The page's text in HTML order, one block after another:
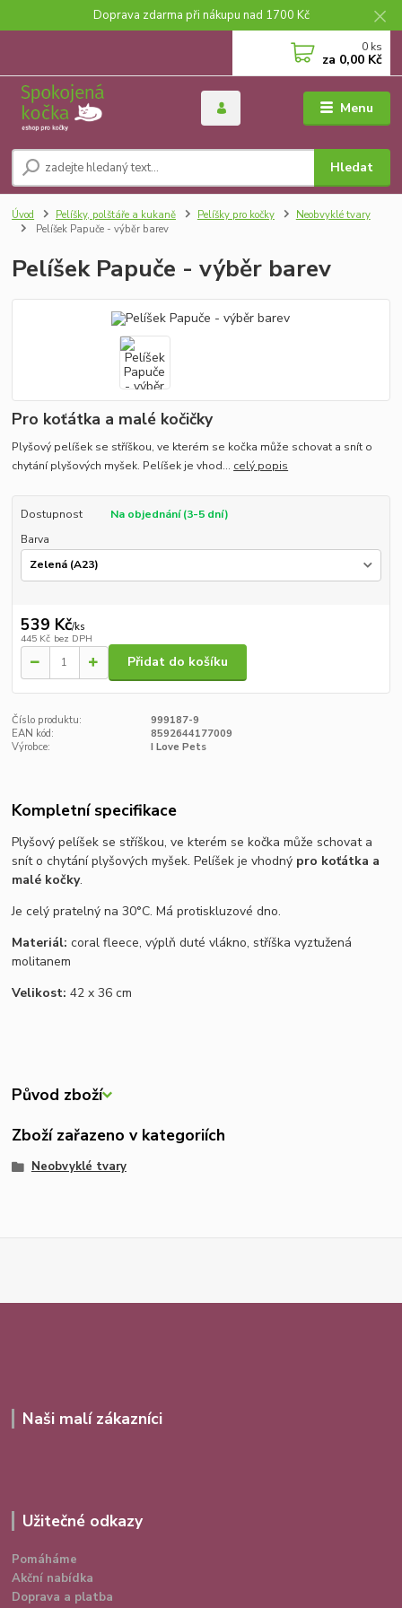
Doprava zdarma při nákupu nad 1700 Kč
Menu
Hledat
0 ks
za 0,00 Kč
Úvod Pelíšky, polštáře a kukaně Pelíšky pro kočky
Neobvyklé tvary
Pelíšek Papuče - výběr barev
Pelíšek Papuče - výběr barev
Pro koťátka a malé kočičky
Plyšový pelíšek se stříškou, ve kterém se kočka může schovat a snít o
chytání plyšových myšek. Pelíšek je vhod... celý popis
Dostupnost
Na objednání (3-5 dní)
Barva
539 Kč/ks
445 Kč bez DPH
Přidat do košíku
Číslo produktu:
999187-9
EAN kód:
8592644177009
Výrobce:
I Love Pets
Kompletní specifikace
Plyšový pelíšek se stříškou, ve kterém se kočka může schovat a
snít o chytání plyšových myšek. Pelíšek je vhodný pro koťátka a
malé kočky.
Je celý pratelný na 30°C. Má protiskluzové dno.
Materiál: coral fleece, výplň duté vlákno, stříška vyztužená
molitanem
Velikost: 42 x 36 cm
Původ zboží
Zboží zařazeno v kategoriích
Neobvyklé tvary
Naši malí zákazníci
Užitečné odkazy
Pomáháme
Akční nabídka
Doprava a platba